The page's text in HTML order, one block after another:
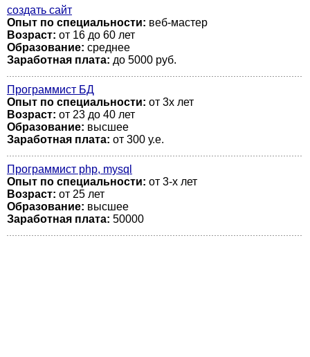
создать сайт
Опыт по специальности: веб-мастер
Возраст: от 16 до 60 лет
Образование: среднее
Заработная плата: до 5000 руб.
Программист БД
Опыт по специальности: от 3х лет
Возраст: от 23 до 40 лет
Образование: высшее
Заработная плата: от 300 у.е.
Программист php, mysql
Опыт по специальности: от 3-х лет
Возраст: от 25 лет
Образование: высшее
Заработная плата: 50000